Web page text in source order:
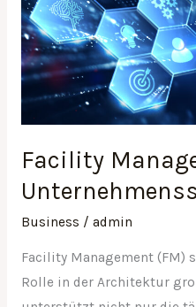
Facility
Business / admin
Facility Management (FM)
Rolle in der Architektur
Management
in
großen
Unternehmensstrukturen